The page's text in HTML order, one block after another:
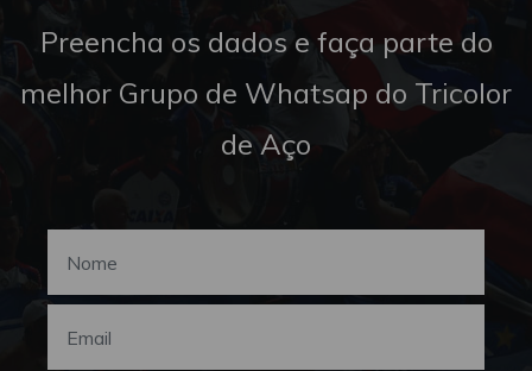
Preencha os dados e faça parte do
melhor Grupo de Whatsap do Tricolor
de Aço